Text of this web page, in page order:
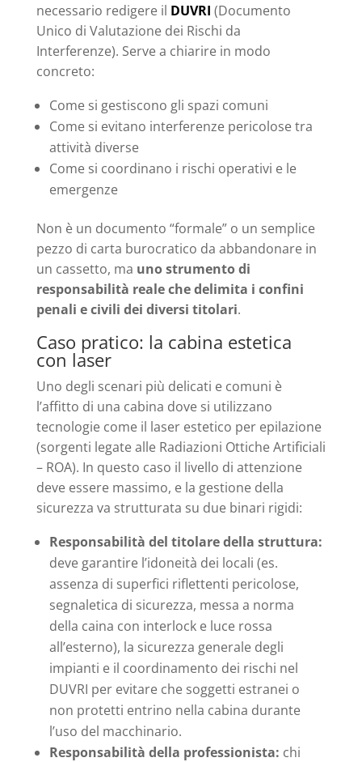
necessario redigere il DUVRI (Documento
Unico di Valutazione dei Rischi da
Interferenze). Serve a chiarire in modo
concreto:
Come si gestiscono gli spazi comuni
Come si evitano interferenze pericolose tra
attività diverse
Come si coordinano i rischi operativi e le
emergenze
Non è un documento “formale” o un semplice
pezzo di carta burocratico da abbandonare in
un cassetto, ma uno strumento di
responsabilità reale che delimita i confini
penali e civili dei diversi titolari.
Caso pratico: la cabina estetica
con laser
Uno degli scenari più delicati e comuni è
l’affitto di una cabina dove si utilizzano
tecnologie come il laser estetico per epilazione
(sorgenti legate alle Radiazioni Ottiche Artificiali
– ROA). In questo caso il livello di attenzione
deve essere massimo, e la gestione della
sicurezza va strutturata su due binari rigidi:
Responsabilità del titolare della struttura:
deve garantire l’idoneità dei locali (es.
assenza di superfici riflettenti pericolose,
segnaletica di sicurezza, messa a norma
della caina con interlock e luce rossa
all’esterno), la sicurezza generale degli
impianti e il coordinamento dei rischi nel
DUVRI per evitare che soggetti estranei o
non protetti entrino nella cabina durante
l’uso del macchinario.
Responsabilità della professionista: chi